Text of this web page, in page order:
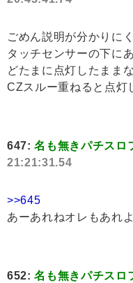
ごめん説明が分かりに
タッチセンサーの下に
どたまに点灯したまま
CZスルー重ねると点灯
647:名も無きパチスロ
21:21:31.54
>>645
あーあれねオレもあれ
652:名も無きパチスロ